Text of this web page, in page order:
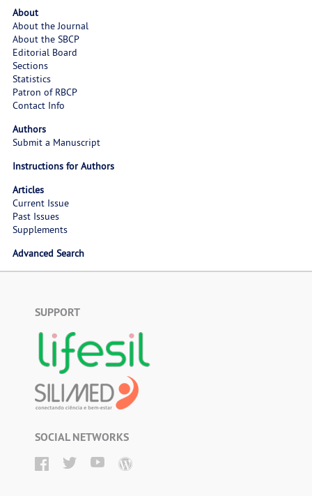
About
About the Journal
About the SBCP
Editorial Board
Sections
Statistics
Patron of RBCP
Contact Info
Authors
Submit a Manuscript
Instructions for Authors
Articles
Current Issue
Past Issues
Supplements
Advanced Search
SUPPORT
SOCIAL NETWORKS